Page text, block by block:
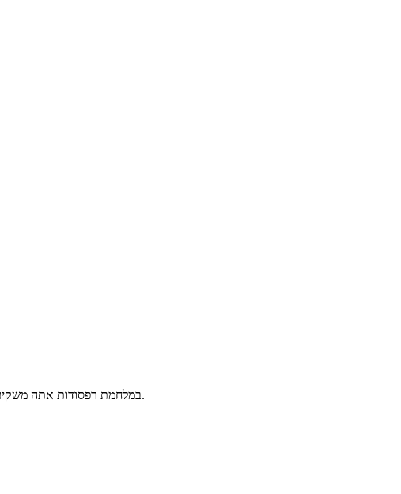
במלחמת רפסודות אתה משקיע או שאתה שוקע! בכל שלב צריך לבצע את המשימה ולפגוע במטרה כדי לנצח. רק זהירות! האויב עלול לפגוע בך ולהטביע את הרפסודה שלך.